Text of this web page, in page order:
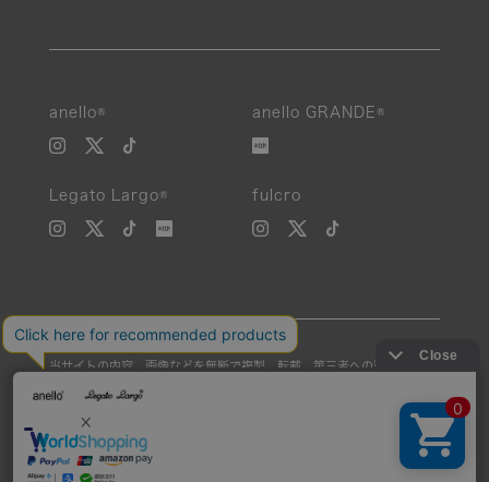
anello® anello GRANDE®
Legato Largo® fulcro
当サイトの内容、画像などを無断で複製、転載、第三者への譲渡などを
Unauthorized reproduction, duplication, or redistribution of any
images or content from this website is strictly prohibited.